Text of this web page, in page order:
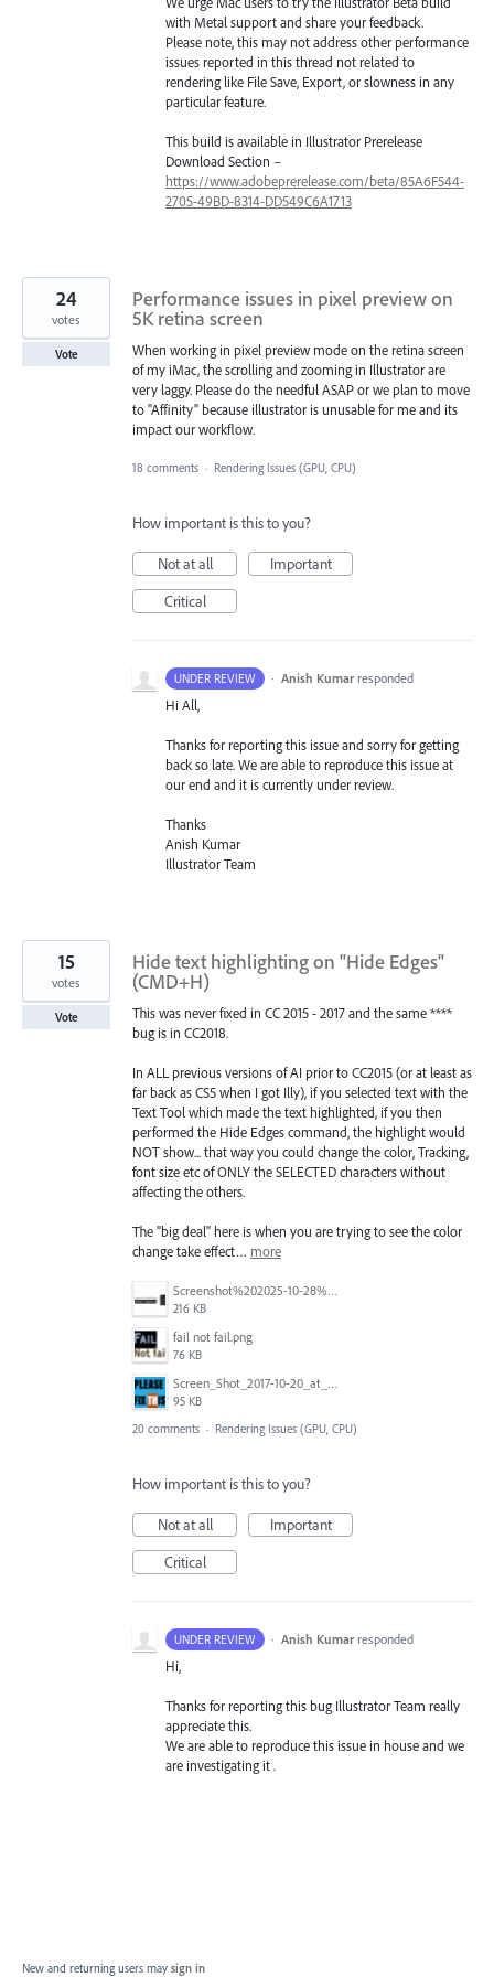
with Metal support and share your feedback.
Please note, this may not address other performance
issues reported in this thread not related to
rendering like File Save, Export, or slowness in any
particular feature.
This build is available in Illustrator Prerelease
Download Section –
https://www.adobeprerelease.com/beta/85A6F544-
2705-49BD-8314-DD549C6A1713
Performance issues in pixel preview on
5K retina screen
When working in pixel preview mode on the retina screen
of my iMac, the scrolling and zooming in Illustrator are
very laggy. Please do the needful ASAP or we plan to move
to "Affinity" because illustrator is unusable for me and its
impact our workflow.
24
votes
Vote
18 comments · Rendering Issues (GPU, CPU)
How important is this to you?
Not at all
Important
Critical
UNDER REVIEW · Anish Kumar responded
Hi All,
Thanks for reporting this issue and sorry for getting
back so late. We are able to reproduce this issue at
our end and it is currently under review.
Thanks
Anish Kumar
Illustrator Team
Hide text highlighting on "Hide Edges"
(CMD+H)
This was never fixed in CC 2015 - 2017 and the same ****
bug is in CC2018.
In ALL previous versions of AI prior to CC2015 (or at least as
far back as CS5 when I got Illy), if you selected text with the
Text Tool which made the text highlighted, if you then
performed the Hide Edges command, the highlight would
NOT show... that way you could change the color, Tracking,
font size etc of ONLY the SELECTED characters without
affecting the others.
The "big deal" here is when you are trying to see the color
change take effect… more
Screenshot%202025-10-28%20alle%2016.57.46.png
216 KB
fail not fail.png
76 KB
Screen_Shot_2017-10-20_at_9.14.11_PM.png
95 KB
15
votes
Vote
20 comments · Rendering Issues (GPU, CPU)
How important is this to you?
Not at all
Important
Critical
UNDER REVIEW · Anish Kumar responded
Hi,
Thanks for reporting this bug Illustrator Team really
appreciate this.
We are able to reproduce this issue in house and we
are investigating it .
New and returning users may sign in